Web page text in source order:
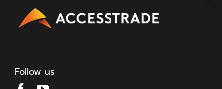
Follow us